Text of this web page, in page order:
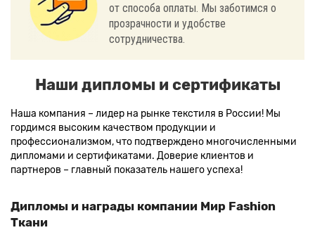
от способа оплаты. Мы заботимся о
прозрачности и удобстве
сотрудничества.
Наши дипломы и сертификаты
Наша компания – лидер на рынке текстиля в России! Мы
гордимся высоким качеством продукции и
профессионализмом, что подтверждено многочисленными
дипломами и сертификатами. Доверие клиентов и
партнеров – главный показатель нашего успеха!
Дипломы и награды компании Мир Fashion
Ткани